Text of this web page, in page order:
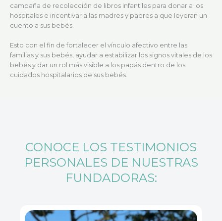
campaña de recolección de libros infantiles para donar a los
hospitales e incentivar a las madres y padres a que leyeran un
cuento a sus bebés.
Esto con el fin de fortalecer el vínculo afectivo entre las
familias y sus bebés, ayudar a estabilizar los signos vitales de los
bebés y dar un rol más visible a los papás dentro de los
cuidados hospitalarios de sus bebés.
CONOCE LOS TESTIMONIOS
PERSONALES DE NUESTRAS
FUNDADORAS: